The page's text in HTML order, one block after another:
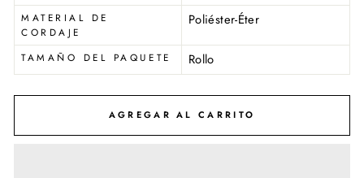
MATERIAL DE
CORDAJE
Poliéster-Éter
TAMAÑO DEL PAQUETE Rollo
AGREGAR AL CARRITO